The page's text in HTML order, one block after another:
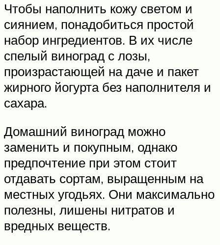
Чтобы наполнить кожу светом и
сиянием, понадобиться простой
набор ингредиентов. В их числе
спелый виноград с лозы,
произрастающей на даче и пакет
жирного йогурта без наполнителя и
сахара.
Домашний виноград можно
заменить и покупным, однако
предпочтение при этом стоит
отдавать сортам, выращенным на
местных угодьях. Они максимально
полезны, лишены нитратов и
вредных веществ.